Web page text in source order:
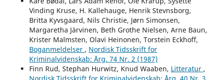
Vinding Kruse, H. Kallehauge, Henrik Stevnsborg,
Britta Kyvsgaard, Nils Christie, Jørn Simonsen,
Margaretha Järvinen, Beth Grothe Nielsen, Arne Baun,
Krister Malmsten, Olavi Heinonen, Torstein Eckhoff,
Boganmeldelser , Nordisk Tidsskrift for
Kriminalvidenskab: Årg. 74 Nr. 2 (1987)
Finn Rud, Stephan Hurwitz, Knud Waaben, Litteratur ,